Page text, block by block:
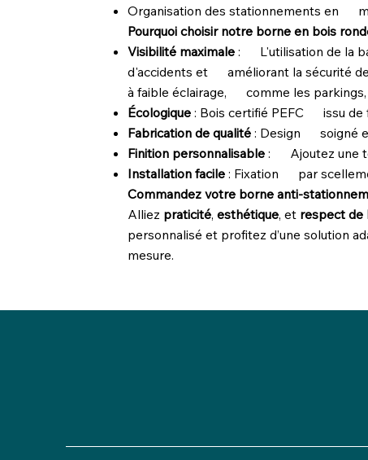
Organisation des stationnements en
Pourquoi choisir notre borne en bois
Visibilité maximale : L'utilisation de la
d'accidents et améliorant la sécurité
à faible éclairage, comme les parkings,
Écologique : Bois certifié PEFC issu de
Fabrication de qualité : Design soigné et
Finition personnalisable : Ajoutez une
Installation facile : Fixation par
Commandez votre borne anti-
Alliez praticité,esthétique, et respect de
personnalisé et profitez d’une solution
mesure.